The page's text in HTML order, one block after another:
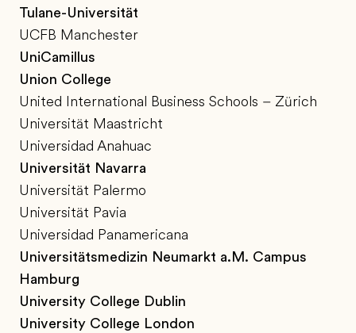
Tulane-Universität
UCFB Manchester
UniCamillus
Union College
United International Business Schools – Zürich
Universität Maastricht
Universidad Anahuac
Universität Navarra
Universität Palermo
Universität Pavia
Universidad Panamericana
Universitätsmedizin Neumarkt a.M. Campus
Hamburg
University College Dublin
University College London